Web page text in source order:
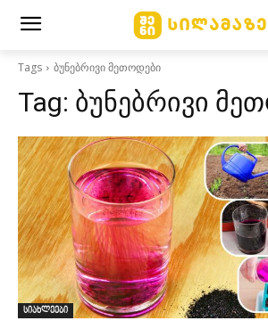
Tags ბუნებრივი მეთოდები
Tag: ბუნებრივი
სიახლეები